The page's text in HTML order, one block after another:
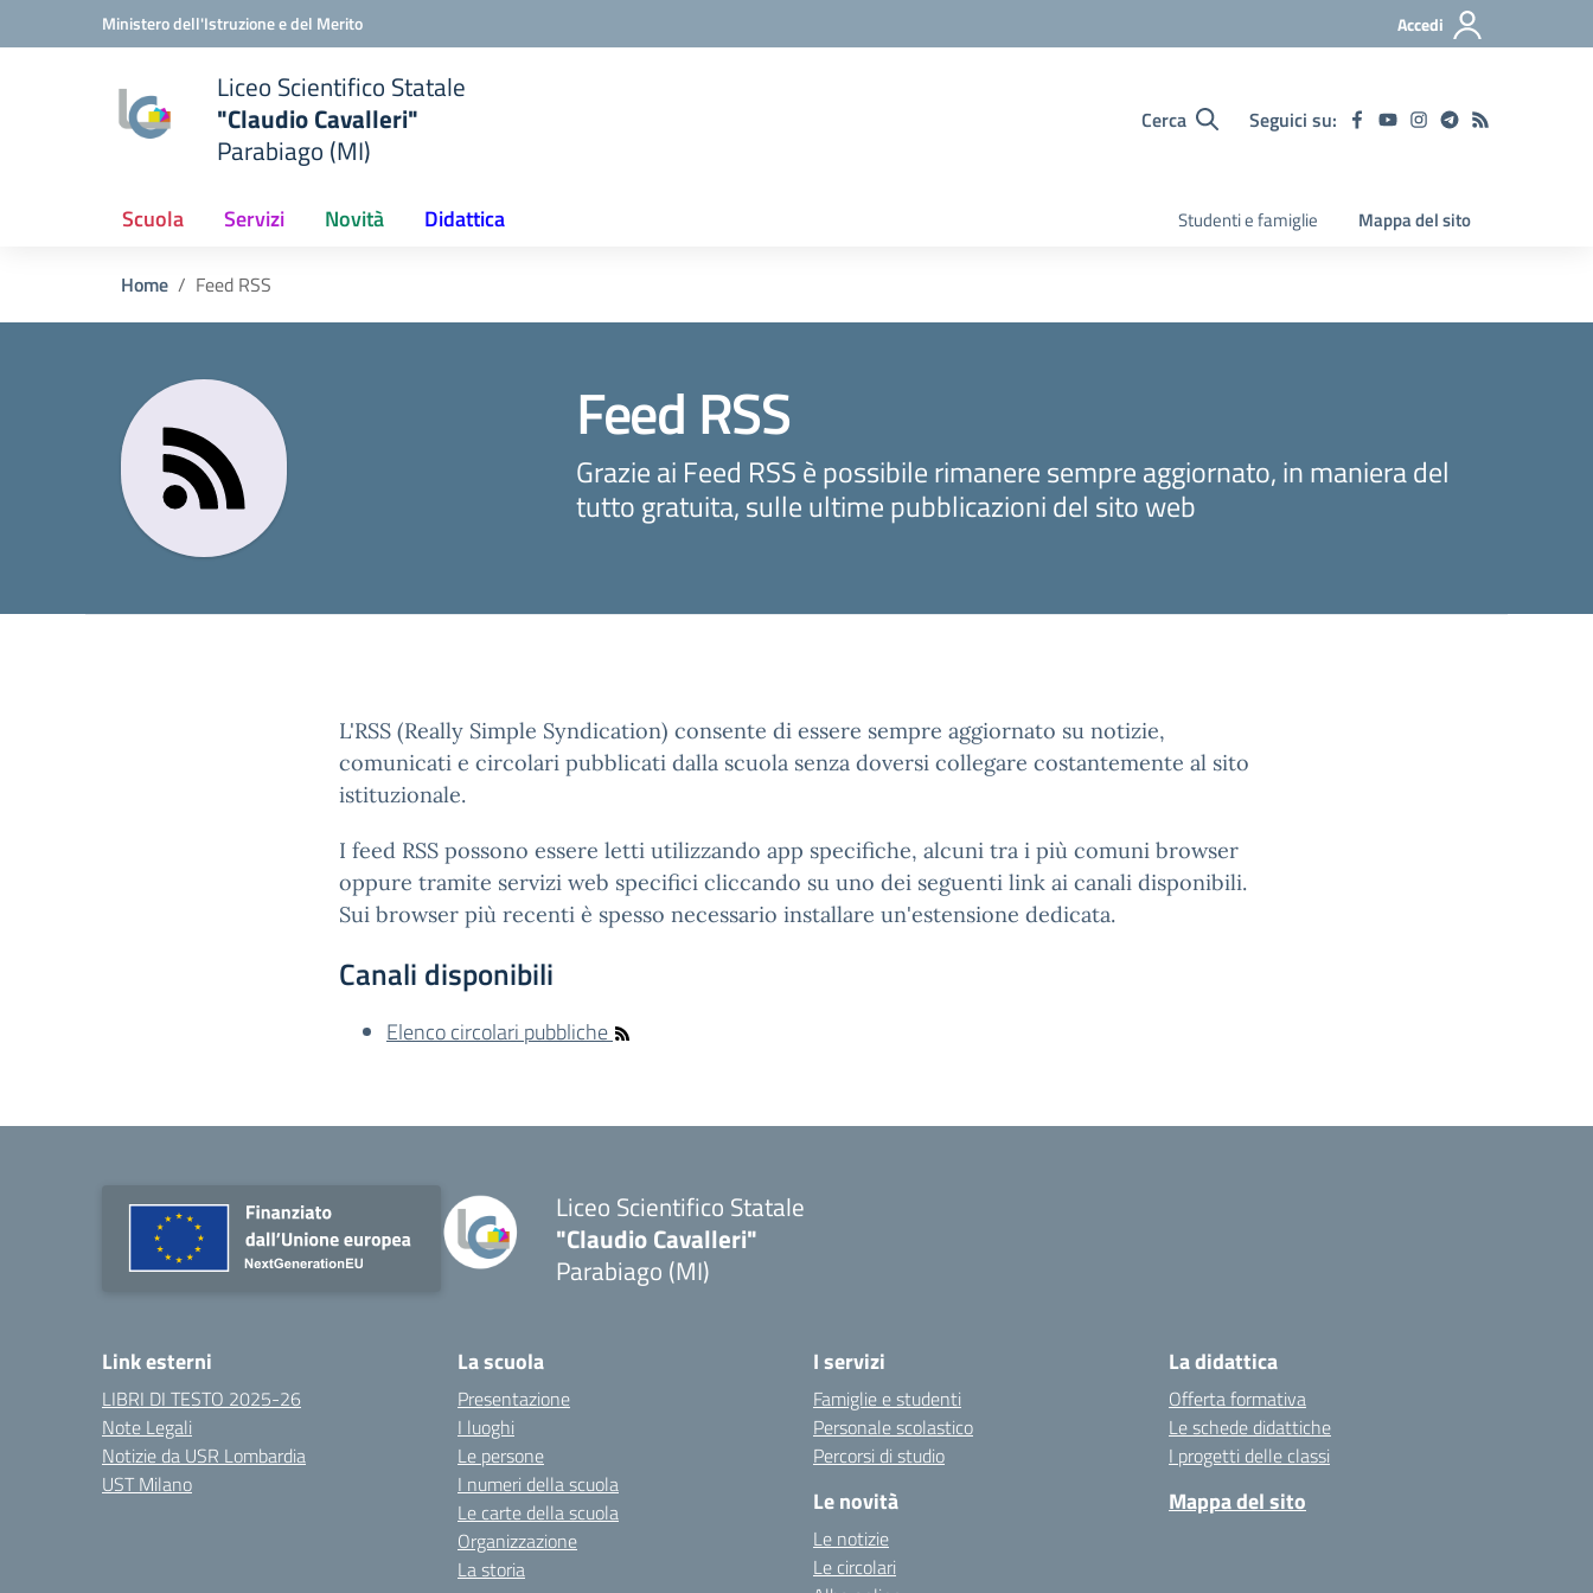
Vai ai contenuti
Vai al menu di navigazioneMinistero dell'Istruzione e del Merito Accedi
Liceo Scientifico Statale
"Claudio Cavalleri"
Parabiago (MI)
Cerca Seguici su:
Scuola Servizi Novità Didattica Studenti e famiglie Mappa del sito
Home Feed RSS
Feed RSS
Grazie ai Feed RSS è possibile rimanere sempre aggiornato, in maniera del
tutto gratuita, sulle ultime pubblicazioni del sito web
L'RSS (Really Simple Syndication) consente di essere sempre aggiornato su notizie,
comunicati e circolari pubblicati dalla scuola senza doversi collegare costantemente al sito
istituzionale.
I feed RSS possono essere letti utilizzando app specifiche, alcuni tra i più comuni browser
oppure tramite servizi web specifici cliccando su uno dei seguenti link ai canali disponibili.
Sui browser più recenti è spesso necessario installare un'estensione dedicata.
Canali disponibili
Elenco circolari pubbliche
Liceo Scientifico Statale
"Claudio Cavalleri"
Parabiago (MI)
Link esterni
LIBRI DI TESTO 2025-26
Note Legali
Notizie da USR Lombardia
UST Milano
La scuola
Presentazione
I luoghi
Le persone
I numeri della scuola
Le carte della scuola
Organizzazione
La storia
I servizi
Famiglie e studenti
Personale scolastico
Percorsi di studio
Le novità
Le notizie
Le circolari
La didattica
Offerta formativa
Le schede didattiche
I progetti delle classi
Mappa del sito